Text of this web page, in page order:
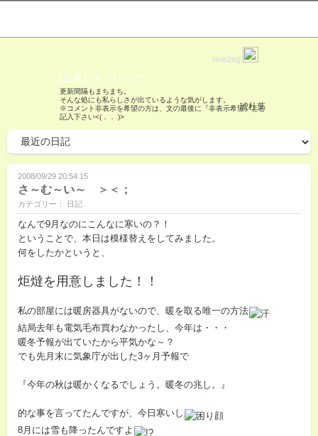
love2log
【日常】オンリーで！
更新間隔もまちまち。
そんな処にも私らしさが出ているような気がします。
※コメント非表示を希望の方は、文の最後に『非表示希望』とご
記入下さい<(．． )>
琥杜葉
2008/09/29 20:54:15
さ～む～い～ ＞＜；
カテゴリー： 日記
なんで9月なのにこんなに寒いの？！
ということで、本日は模様替えをしてみました。
何をしたかというと、
炬燵を用意しました！！
私の部屋には暖房器具がないので、暖を取る唯一の方法
結局去年も電気毛布買わなかったし、今年は・・・
暖冬予報が出ていたから平気かな～？
でも先月末に気象庁が出した3ヶ月予報で
『今年の秋は暖かくなるでしょう。暖冬の兆し。』
的な事を言ってたんですが、今日寒いし
8月には雪も降ったんですよ